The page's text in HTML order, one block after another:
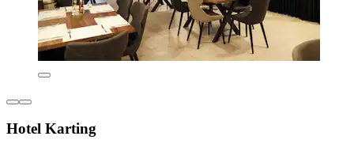
Hotel Karting